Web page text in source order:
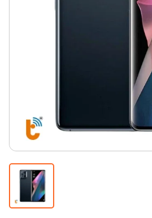
Màn
Màn
Pin
Vỏ iPhone Vỏ